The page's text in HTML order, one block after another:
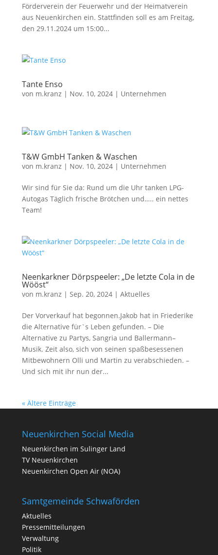
Förderverein der Feuerwehr und der Heimatverein
aus Neuenkirchen ein. Stattfinden soll es am Freitag,
den 29.11.2024 um 15:00...
Tante Enso
von m.kranz | Nov. 10, 2024| Unternehmen
T&W GmbH Tanken & Waschen
von m.kranz | Nov. 10, 2024| Unternehmen
Wir sind für Sie da: Rund um die Uhr tanken LPG-
Autogas Täglich frische Brötchen und….. ein nettes
Team!
Neenkarkner Dörpspeeler: „De letzte Cola in de
Wööst“
von m.kranz | Sep. 20, 2024| Aktuelles
Der Vorverkauf hat begonnen.Jakob hat in Friederike
die Alternative für`s Leben gefunden. – Die
Alternative zu Partys, Sangria und Ballermann–
Musik. Zeit also, sich von seinen spaßbesessenen
Mitbewohnern Olli und Martin zu verabschieden. –
Und sich mit ihr nun der...
« Ältere Einträge
Neuenkirchen Social Media
Neuenkirchen im Sulinger Land
TV Neuenkirchen
Neuenkirchen Open Air (NOA)
Samtgemeinde Schwaförden
Aktuelles
Pressemitteilungen
Verwaltung
Politik